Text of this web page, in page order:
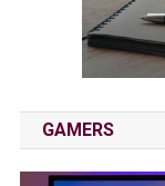
GAMERS